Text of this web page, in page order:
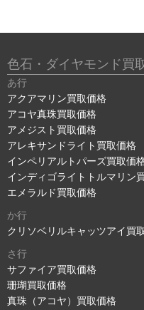
色石・ダイヤモンド買
あ行
アクアマリン買取価格
アコヤ真珠買取価格
アメジスト買取価格
アレキサンドライト買取価格
インペリアルトパーズ買取価
インディゴライトトルマリン
エメラルド買取価格
か行
クリソベリルキャッツアイ買
さ行
サファイア買取価格
珊瑚買取価格
真珠（アコヤ）買取価格